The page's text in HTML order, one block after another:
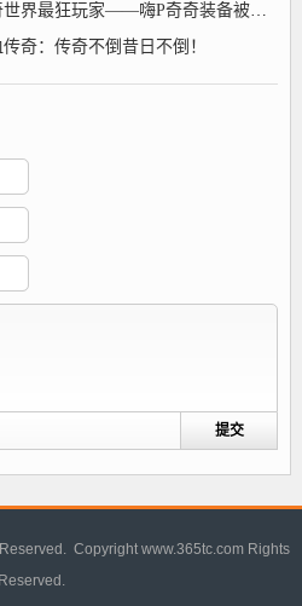
嗨P奇奇装备被爆无人敢买用自己名字命名大区
奇：传奇不倒昔日不倒！
Copyright www.365tc.com Rights
Reserved.